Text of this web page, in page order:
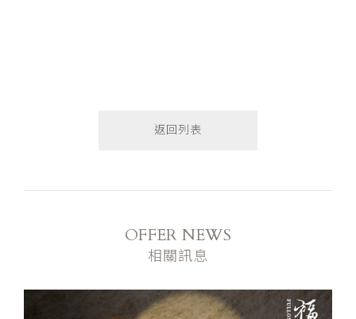
返回列表
OFFER NEWS
相關訊息